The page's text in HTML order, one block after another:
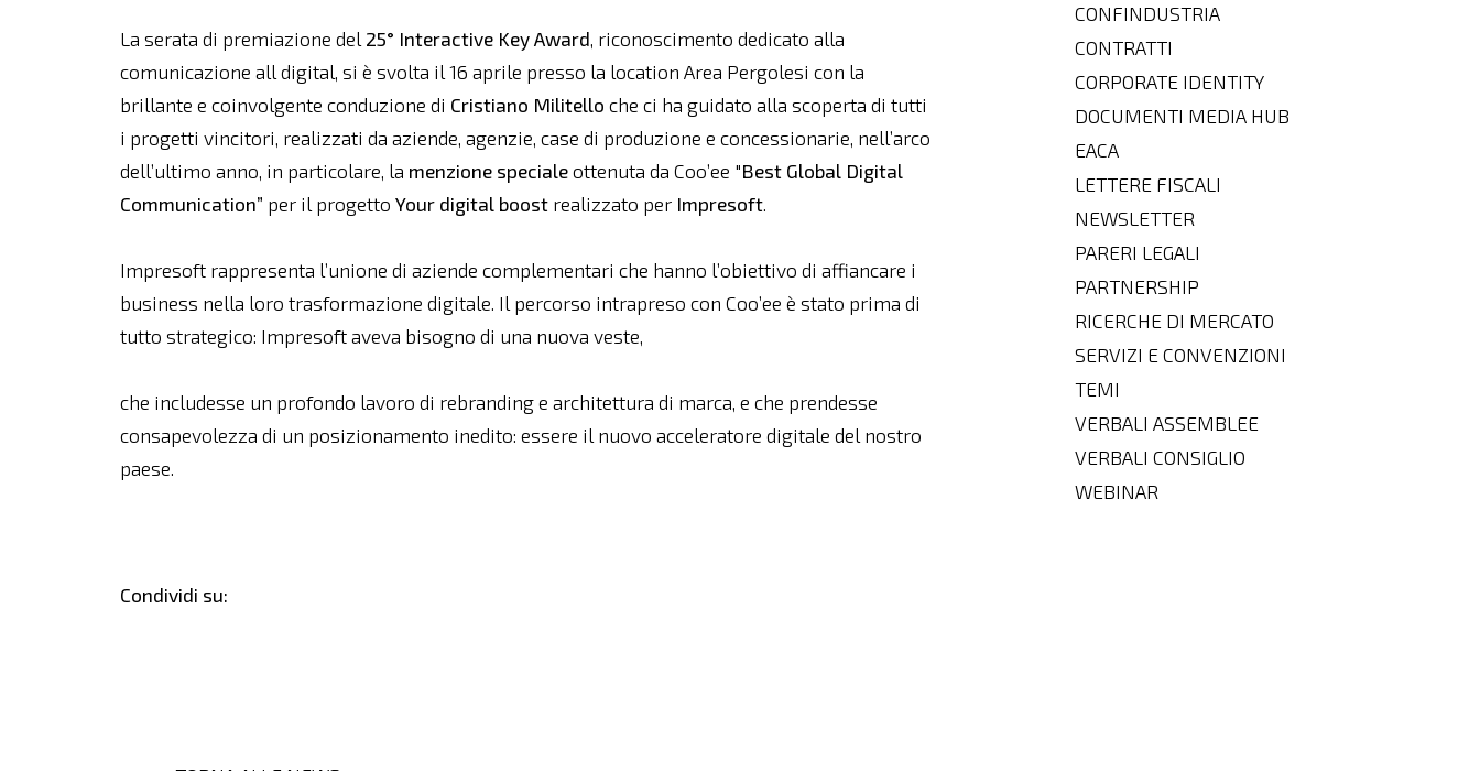
La serata di premiazione del 25° Interactive Key Award, riconoscimento dedicato alla
comunicazione all digital, si è svolta il 16 aprile presso la location Area Pergolesi con la
brillante e coinvolgente conduzione di Cristiano Militelloche ci ha guidato alla scoperta di tutti
i progetti vincitori, realizzati da aziende, agenzie, case di produzione e concessionarie, nell’arco
dell’ultimo anno, in particolare, la menzione specialeottenuta da Coo’ee "Best Global Digital
Communication” per il progettoYour digital boost realizzato per Impresoft.
Impresoft rappresenta l’unione di aziende complementari che hanno l’obiettivo di affiancare i
business nella loro trasformazione digitale. Il percorso intrapreso con Coo’ee è stato prima di
tutto strategico: Impresoft aveva bisogno di una nuova veste,
che includesse un profondo lavoro di rebranding e architettura di marca, e che prendesse
consapevolezza di un posizionamento inedito: essere il nuovo acceleratore digitale del nostro
paese.
Condividi su:
CONFINDUSTRIA
CONTRATTI
CORPORATE IDENTITY
DOCUMENTI MEDIA HUB
EACA
LETTERE FISCALI
NEWSLETTER
PARERI LEGALI
PARTNERSHIP
RICERCHE DI MERCATO
SERVIZI E CONVENZIONI
TEMI
VERBALI ASSEMBLEE
VERBALI CONSIGLIO
WEBINAR